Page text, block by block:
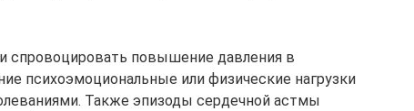
повышение давления в
психоэмоциональные или физические нагрузки
Также эпизоды сердечной астмы